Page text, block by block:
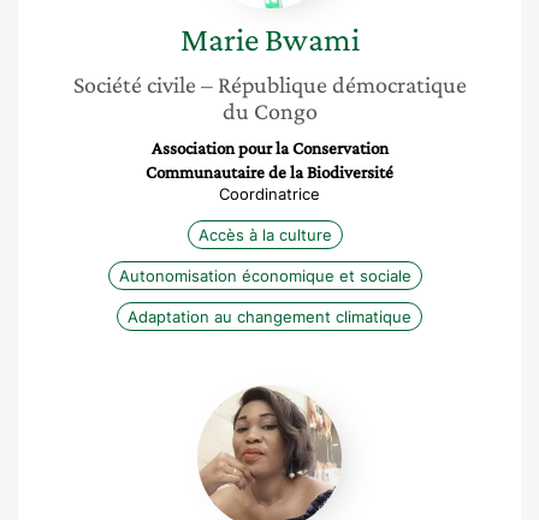
Marie Bwami
Société civile – République démocratique
du Congo
Association pour la Conservation
Communautaire de la Biodiversité
Coordinatrice
Accès à la culture
Autonomisation économique et sociale
Adaptation au changement climatique
Edwige
Keunah